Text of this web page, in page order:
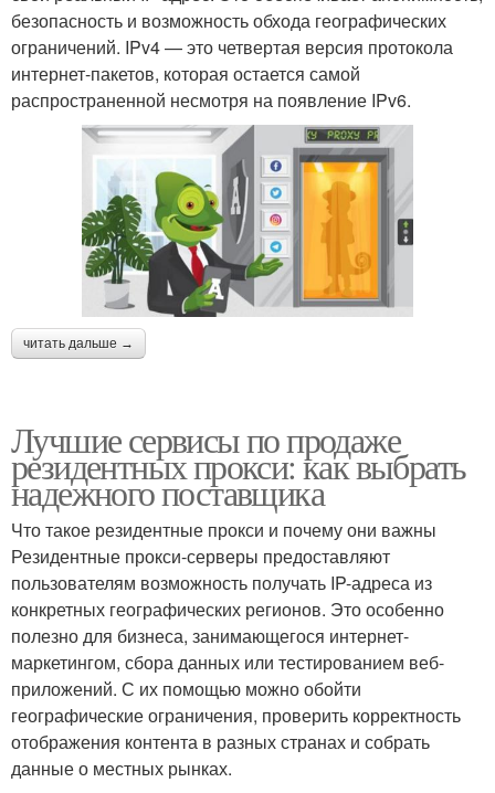
безопасность и возможность обхода географических
ограничений. IPv4 — это четвертая версия протокола
интернет-пакетов, которая остается самой
распространенной несмотря на появление IPv6.
читать дальше →
Лучшие сервисы по продаже
резидентных прокси: как выбрать
надежного поставщика
Что такое резидентные прокси и почему они важны
Резидентные прокси-серверы предоставляют
пользователям возможность получать IP-адреса из
конкретных географических регионов. Это особенно
полезно для бизнеса, занимающегося интернет-
маркетингом, сбора данных или тестированием веб-
приложений. С их помощью можно обойти
географические ограничения, проверить корректность
отображения контента в разных странах и собрать
данные о местных рынках.